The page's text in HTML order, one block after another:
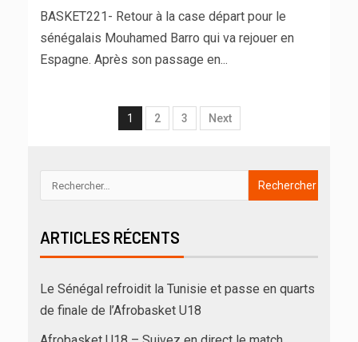
BASKET221- Retour à la case départ pour le
sénégalais Mouhamed Barro qui va rejouer en
Espagne. Après son passage en...
1 2 3 Next
ARTICLES RÉCENTS
Le Sénégal refroidit la Tunisie et passe en quarts
de finale de l’Afrobasket U18